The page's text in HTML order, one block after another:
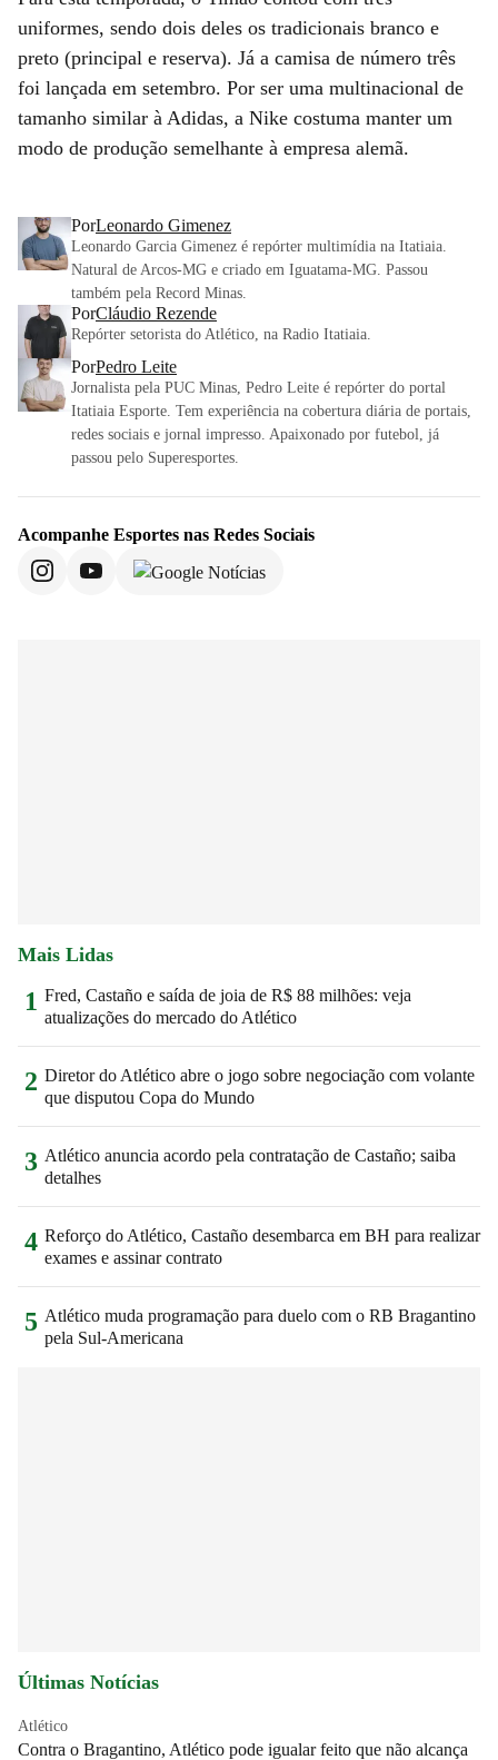
uniformes, sendo dois deles os tradicionais branco e
preto (principal e reserva). Já a camisa de número três
foi lançada em setembro. Por ser uma multinacional de
tamanho similar à Adidas, a Nike costuma manter um
modo de produção semelhante à empresa alemã.
PorLeonardo Gimenez
Leonardo Garcia Gimenez é repórter multimídia na Itatiaia.
Natural de Arcos-MG e criado em Iguatama-MG. Passou
também pela Record Minas.
PorCláudio Rezende
Repórter setorista do Atlético, na Radio Itatiaia.
PorPedro Leite
Jornalista pela PUC Minas, Pedro Leite é repórter do portal
Itatiaia Esporte. Tem experiência na cobertura diária de portais,
redes sociais e jornal impresso. Apaixonado por futebol, já
passou pelo Superesportes.
Acompanhe Esportes nas Redes Sociais
Mais Lidas
1 Fred, Castaño e saída de joia de R$ 88 milhões: veja
atualizações do mercado do Atlético
2 Diretor do Atlético abre o jogo sobre negociação com volante
que disputou Copa do Mundo
3 Atlético anuncia acordo pela contratação de Castaño; saiba
detalhes
4 Reforço do Atlético, Castaño desembarca em BH para realizar
exames e assinar contrato
5 Atlético muda programação para duelo com o RB Bragantino
pela Sul-Americana
Últimas Notícias
Atlético
Contra o Bragantino, Atlético pode igualar feito que não alcança